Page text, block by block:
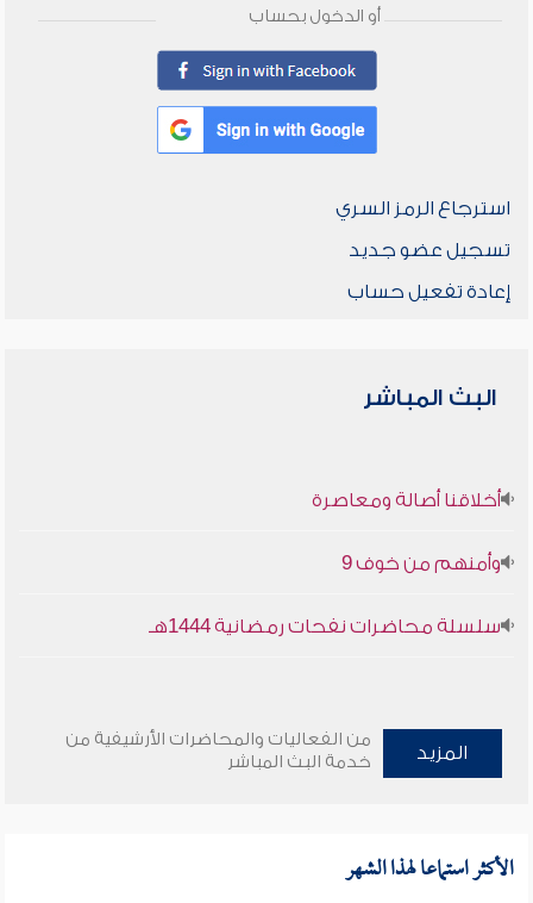
أو الدخول بحساب
استرجاع الرمز السري
تسجيل عضو جديد
إعادة تفعيل حساب
البث المباشر
أخلاقنا أصالة ومعاصرة
وأمنهم من خوف 9
سلسلة محاضرات نفحات رمضانية 1444هـ
المزيد
من الفعاليات والمحاضرات الأرشيفية من
خدمة البث المباشر
الأكثر استماعا لهذا الشهر